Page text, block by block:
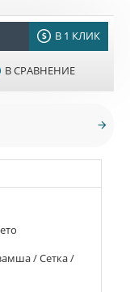
В 1 КЛИК
В СРАВНЕНИЕ
/ Сетка /